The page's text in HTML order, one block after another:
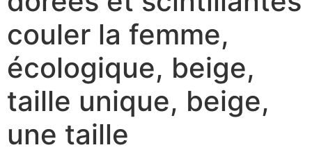
couler la femme,
écologique, beige,
taille unique, beige,
une taille